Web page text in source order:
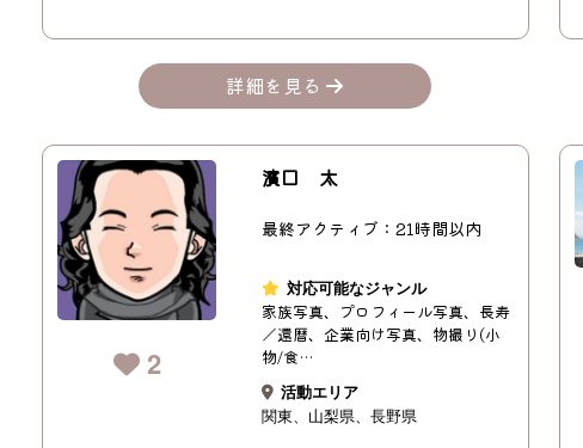
詳細を見る
2
濱口 太
最終アクティブ：21時間以内
対応可能なジャンル
家族写真、プロフィール写真、長寿
／還暦、企業向け写真、物撮り(小
物/食…
活動エリア
関東
山梨県 長野県